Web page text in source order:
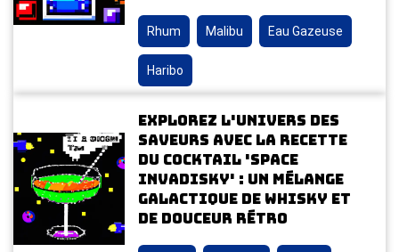
Rhum Malibu Eau Gazeuse
Haribo
Explorez l'univers des
saveurs avec la recette
du cocktail 'Space
Invadisky' : un mélange
galactique de whisky et
de douceur rétro